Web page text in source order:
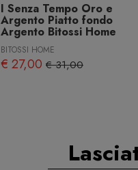
I Senza Tempo Oro e
Argento Piatto fondo
Argento Bitossi Home
BITOSSI HOME
€ 27,00 € 31,00